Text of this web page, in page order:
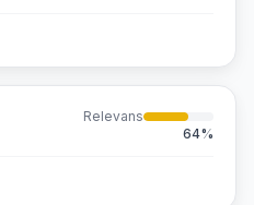
Relevans
64%